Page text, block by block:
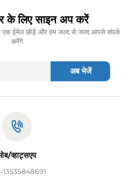
के लिए साइन अप करें
एक ईमेल छोड़ें और हम जल्द से जल्द आपसे संपर्क
करेंगे
अब भेजें
व्हाट्सएप
13535848691